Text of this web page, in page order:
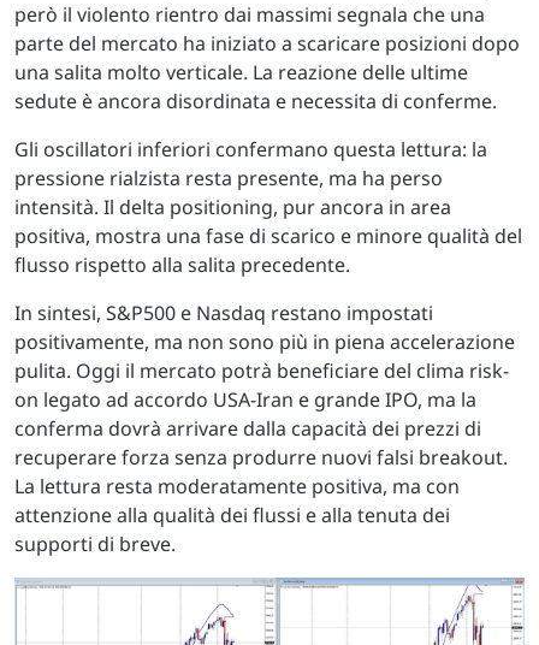
però il violento rientro dai massimi segnala che una
parte del mercato ha iniziato a scaricare posizioni dopo
una salita molto verticale. La reazione delle ultime
sedute è ancora disordinata e necessita di conferme.
Gli oscillatori inferiori confermano questa lettura: la
pressione rialzista resta presente, ma ha perso
intensità. Il delta positioning, pur ancora in area
positiva, mostra una fase di scarico e minore qualità del
flusso rispetto alla salita precedente.
In sintesi, S&P500 e Nasdaq restano impostati
positivamente, ma non sono più in piena accelerazione
pulita. Oggi il mercato potrà beneficiare del clima risk-
on legato ad accordo USA-Iran e grande IPO, ma la
conferma dovrà arrivare dalla capacità dei prezzi di
recuperare forza senza produrre nuovi falsi breakout.
La lettura resta moderatamente positiva, ma con
attenzione alla qualità dei flussi e alla tenuta dei
supporti di breve.